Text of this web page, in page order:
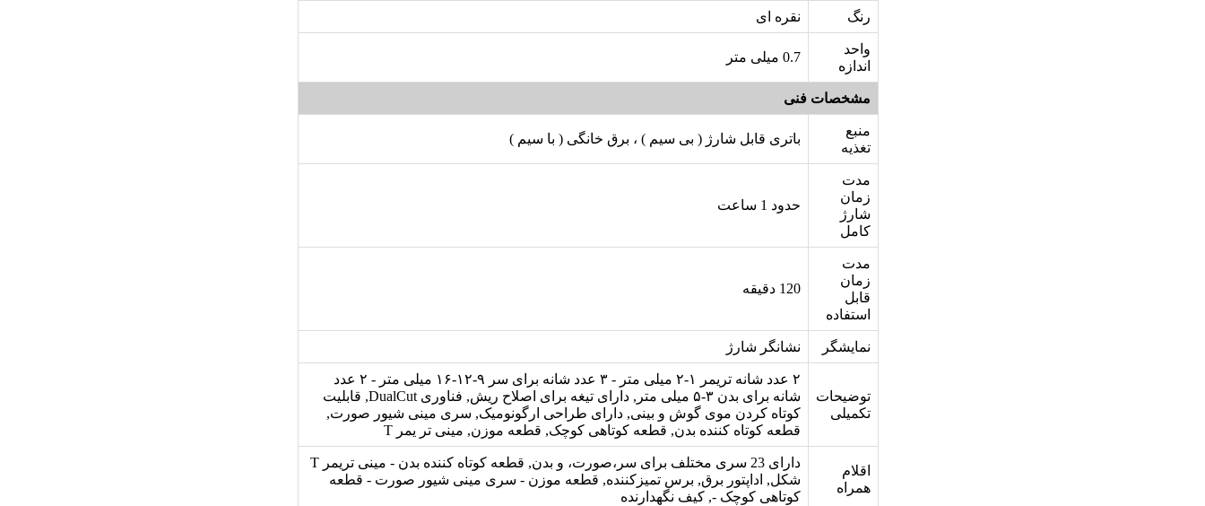
رنگ نقره ای
واحد
اندازه
0.7 میلی متر
مشخصات فنی
منبع
تغذیه
باتری قابل شارژ ( بی سیم ) ، برق خانگی ( با سیم )
مدت
زمان
شارژ
کامل
حدود 1 ساعت
مدت
زمان
قابل
استفاده
120 دقیقه
نمایشگر نشانگر شارژ
توضیحات
تکمیلی
۲ عدد شانه تریمر ۱-۲ میلی متر - ۳ عدد شانه برای سر ۹-۱۲-۱۶ میلی متر - ۲ عدد
شانه برای بدن ۳-۵ میلی متر, دارای تیغه برای اصلاح ریش, فناوری DualCut, قابلیت
کوتاه کردن موی گوش و بینی, دارای طراحی ارگونومیک, سری مینی شیور صورت,
قطعه کوتاه کننده بدن, قطعه کوتاهی کوچک, قطعه موزن, مینی تر یمر T
اقلام
همراه
دارای 23 سری مختلف برای سر،صورت، و بدن, قطعه کوتاه کننده بدن - مینی تریمر T
شکل, اداپتور برق, برس تمیزکننده, قطعه موزن - سری مینی شیور صورت - قطعه
کوتاهی کوچک -, کیف نگهدارنده